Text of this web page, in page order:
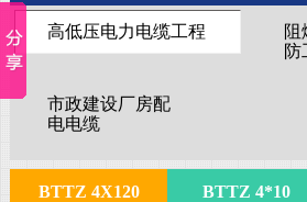
高低压电力电缆工程
阻
防
市政建设厂房配
电电缆
BTTZ 4X120 BTTZ 4*10